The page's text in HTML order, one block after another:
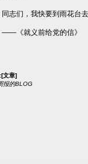
们，我快要到雨花台去
就义前给党的信》
[文章]
报的BLOG